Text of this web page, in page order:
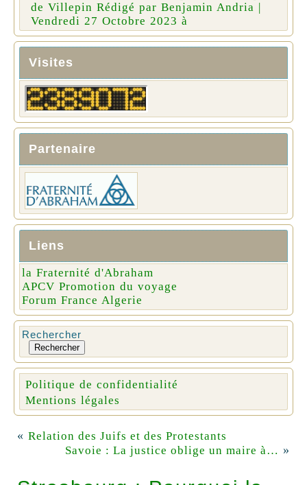
de Villepin Rédigé par Benjamin Andria |
Vendredi 27 Octobre 2023 à
Visites
Partenaire
Liens
la Fraternité d'Abraham
APCV Promotion du voyage
Forum France Algerie
Rechercher
Rechercher
Politique de confidentialité
Mentions légales
« Relation des Juifs et des Protestants
Savoie : La justice oblige un maire à… »